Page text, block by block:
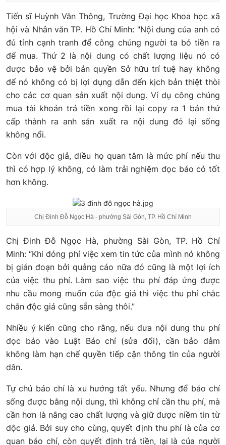
Tiến sĩ Huỳnh Văn Thông, Trường Đại học Khoa học xã
hội và Nhân văn TP. Hồ Chí Minh: "Nội dung của anh có
đủ tính cạnh tranh để công chúng người ta bỏ tiền ra
để mua. Thứ 2 là nội dung có chất lượng liệu nó có
được bảo vệ bởi bản quyền Sở hữu trí tuệ hay không
để nó không có bị lợi dụng dẫn đến kịch bản thiệt thòi
cho các cơ quan sản xuất nội dung. Ví dụ công chúng
mua tài khoản trả tiền xong rồi lại copy ra 1 bản thứ
cấp thành ra anh sản xuất ra nội dung đó lại sống
không nổi.
Còn với độc giả, điều họ quan tâm là mức phí nếu thu
thì có hợp lý không, có làm trải nghiệm đọc báo có tốt
hơn không.
Chị Đinh Đỗ Ngọc Hà - phường Sài Gòn, TP. Hồ Chí Minh
Chị Đinh Đỗ Ngọc Hà, phường Sài Gòn, TP. Hồ Chí
Minh: “Khi đóng phí việc xem tin tức của mình nó không
bị gián đoạn bởi quảng cáo nữa đó cũng là một lợi ích
của việc thu phí. Làm sao việc thu phí đáp ứng được
nhu cầu mong muốn của độc giả thì việc thu phí chắc
chắn độc giả cũng sẵn sàng thôi.”
Nhiều ý kiến cũng cho rằng, nếu đưa nội dung thu phí
đọc báo vào Luật Báo chí (sửa đổi), cần bảo đảm
không làm hạn chế quyền tiếp cận thông tin của người
dân.
Tự chủ báo chí là xu hướng tất yếu. Nhưng để báo chí
sống được bằng nội dung, thì không chỉ cần thu phí, mà
cần hơn là nâng cao chất lượng và giữ được niềm tin từ
độc giả. Bởi suy cho cùng, quyết định thu phí là của cơ
quan báo chí, còn quyết định trả tiền, lại là của người